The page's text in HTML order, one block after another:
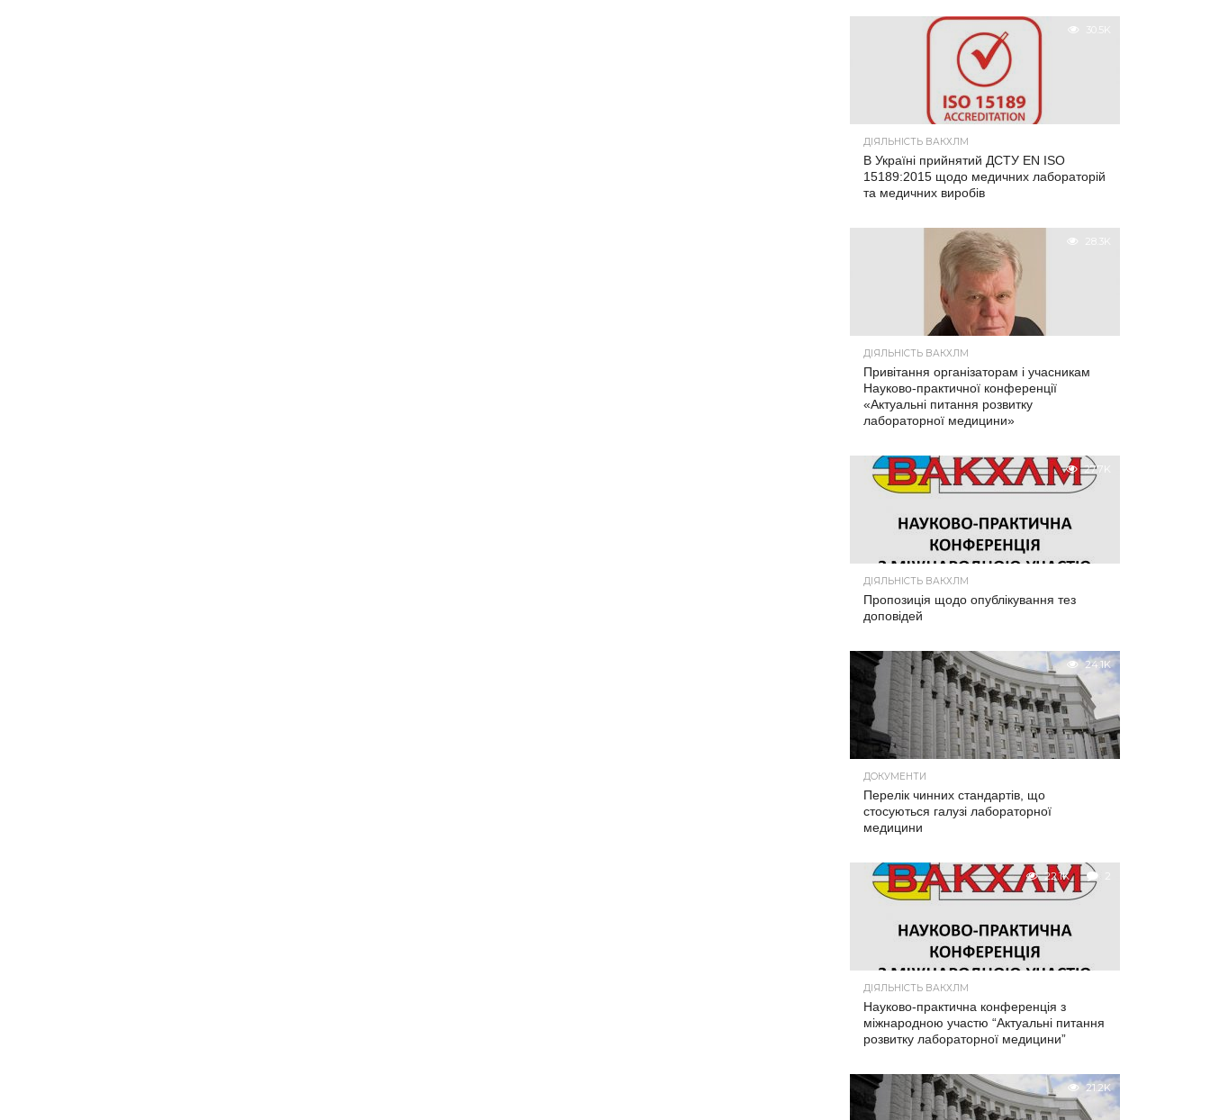
30.5K
ДІЯЛЬНІСТЬ ВАКХЛМ
В Україні прийнятий ДСТУ EN ISO
15189:2015 щодо медичних лабораторій
та медичних виробів
28.3K
ДІЯЛЬНІСТЬ ВАКХЛМ
Привітання організаторам і учасникам
Науково-практичної конференції
«Актуальні питання розвитку
лабораторної медицини»
27.7K
ДІЯЛЬНІСТЬ ВАКХЛМ
Пропозиція щодо опублікування тез
доповідей
24.1K
ДОКУМЕНТИ
Перелік чинних стандартів, що
стосуються галузі лабораторної
медицини
22.1K 2
ДІЯЛЬНІСТЬ ВАКХЛМ
Науково-практична конференція з
міжнародною участю “Актуальні питання
розвитку лабораторної медицини”
21.2K